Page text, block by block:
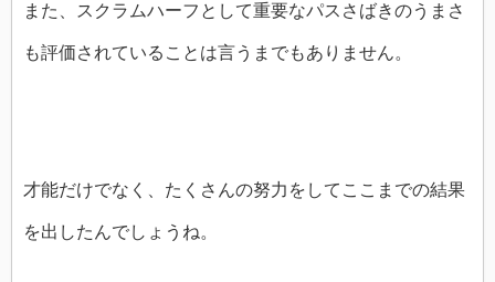
また、スクラムハーフとして重要なパスさばきのうまさ
も評価されていることは言うまでもありません。
才能だけでなく、たくさんの努力をしてここまでの結果
を出したんでしょうね。